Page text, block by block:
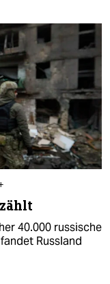
40.000 russische
Russland